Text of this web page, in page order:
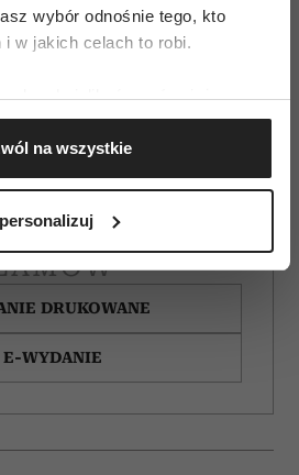
wybór odnośnie tego, kto
i w jakich celach to robi.
chcielibyśmy również:
dotyczące Twojej lokalizacji
nawet do kilku metrów
urządzenie, aktywnie
wirtualny odcisk palca)
oraz ustaw własne preferencje w
Deklaracji plików cookie możesz
zgodę w dowolnej chwili.
funkcje społecznościowe i
witrynie. Informacje o tym, jak
na wszystkie
DRUKOWANE
E-WYDANIE